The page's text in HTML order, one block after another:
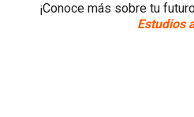
¡Conoce más sobre tu
Estudios